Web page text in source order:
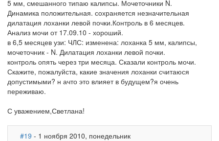
5 мм, смешанного типаю калипсы. Мочеточники N.
Динамика положительная. сохраняется незначительная
дилатация лоханки левой почки.Контроль в 6 месяцев.
Анализ мочи от 17.09.10 - хороший.
в 6,5 месяцев узи: ЧЛС: изменена: лоханка 5 мм, калипсы,
мочеточник - N. Дилатация лоханки левой почки.
контроль опять через три месяца. Сказали контроль мочи.
Скажите, пожалуйста, какие значения лоханки считаюся
допустимыми? н ачто это влияет в будущем?я очень
переживаю.
С уважением,Светлана!
#19 - 1 ноября 2010, понедельник